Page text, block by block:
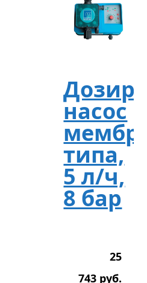
насос
типа,
5 л/ч,
8 бар
25
743 руб.